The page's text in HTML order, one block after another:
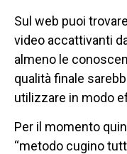
Sul web puoi
video accattivanti
almeno le
qualità finale
utilizzare in modo
Per il momento
“metodo cugino